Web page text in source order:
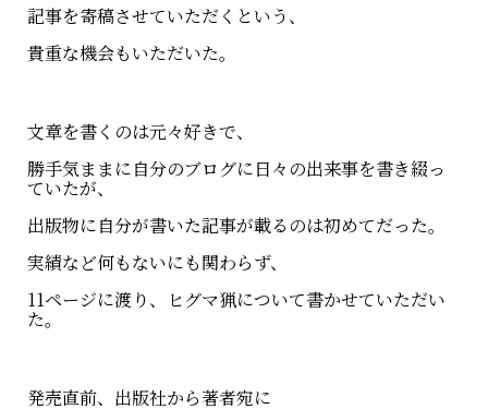
記事を寄稿させていただくという、
貴重な機会もいただいた。
文章を書くのは元々好きで、
勝手気ままに自分のブログに日々の出来事を書き綴っ
ていたが、
出版物に自分が書いた記事が載るのは初めてだった。
実績など何もないにも関わらず、
11ページに渡り、ヒグマ猟について書かせていただい
た。
発売直前、出版社から著者宛に